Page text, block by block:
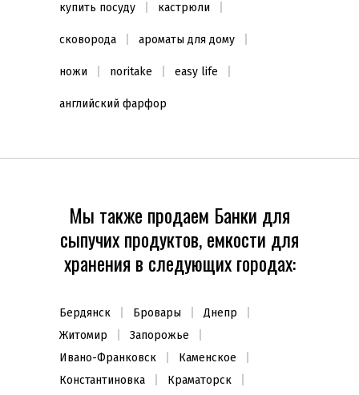
купить посуду кастрюли
сковорода ароматы для дому
ножи noritake easy life
английский фарфор
Мы также продаем Банки для
сыпучих продуктов, емкости для
хранения в следующих городах:
Бердянск Бровары
Днепр
Житомир
Запорожье
Ивано-Франковск
Каменское
Константиновка
Краматорск